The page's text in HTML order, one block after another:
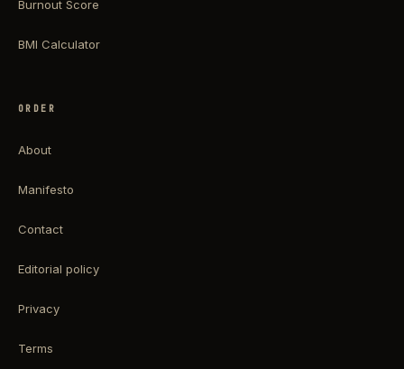
Burnout Score
BMI Calculator
ORDER
About
Manifesto
Contact
Editorial policy
Privacy
Terms